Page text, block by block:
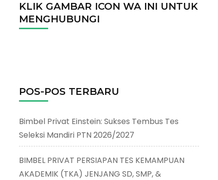
KLIK GAMBAR ICON WA INI UNTUK
MENGHUBUNGI
POS-POS TERBARU
Bimbel Privat Einstein: Sukses Tembus Tes
Seleksi Mandiri PTN 2026/2027
BIMBEL PRIVAT PERSIAPAN TES KEMAMPUAN
AKADEMIK (TKA) JENJANG SD, SMP, &